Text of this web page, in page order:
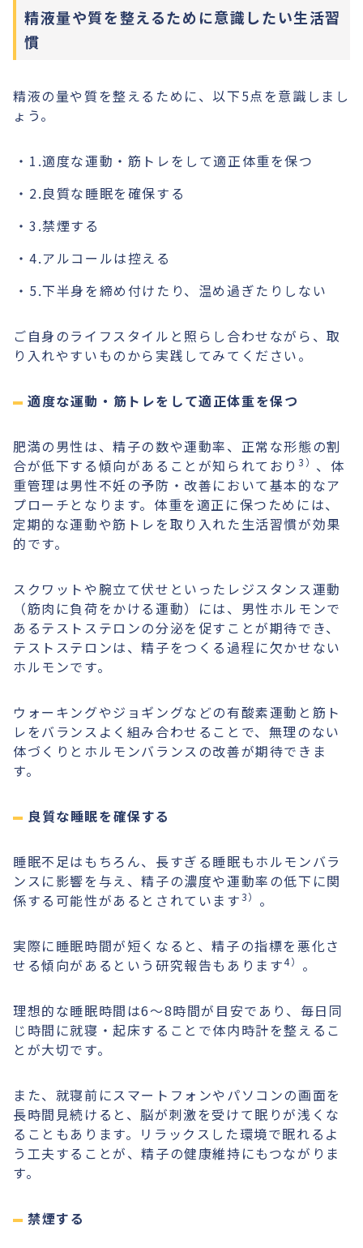
精液量や質を整えるために意識したい生活習
慣
精液の量や質を整えるために、以下5点を意識しまし
ょう。
1.適度な運動・筋トレをして適正体重を保つ
2.良質な睡眠を確保する
3.禁煙する
4.アルコールは控える
5.下半身を締め付けたり、温め過ぎたりしない
ご自身のライフスタイルと照らし合わせながら、取
り入れやすいものから実践してみてください。
適度な運動・筋トレをして適正体重を保つ
肥満の男性は、精子の数や運動率、正常な形態の割
合が低下する傾向があることが知られており 3） 、体
重管理は男性不妊の予防・改善において基本的なア
プローチとなります。体重を適正に保つためには、
定期的な運動や筋トレを取り入れた生活習慣が効果
的です。
スクワットや腕立て伏せといったレジスタンス運動
（筋肉に負荷をかける運動）には、男性ホルモンで
あるテストステロンの分泌を促すことが期待でき、
テストステロンは、精子をつくる過程に欠かせない
ホルモンです。
ウォーキングやジョギングなどの有酸素運動と筋ト
レをバランスよく組み合わせることで、無理のない
体づくりとホルモンバランスの改善が期待できま
す。
良質な睡眠を確保する
睡眠不足はもちろん、長すぎる睡眠もホルモンバラ
ンスに影響を与え、精子の濃度や運動率の低下に関
係する可能性があるとされています3） 。
実際に睡眠時間が短くなると、精子の指標を悪化さ
せる傾向があるという研究報告もあります4） 。
理想的な睡眠時間は6〜8時間が目安であり、毎日同
じ時間に就寝・起床することで体内時計を整えるこ
とが大切です。
また、就寝前にスマートフォンやパソコンの画面を
長時間見続けると、脳が刺激を受けて眠りが浅くな
ることもあります。リラックスした環境で眠れるよ
う工夫することが、精子の健康維持にもつながりま
す。
禁煙する